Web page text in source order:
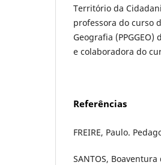
Território da
professora do curso
Geografia
e colaboradora do
Referências
FREIRE, Paulo.
SANTOS,